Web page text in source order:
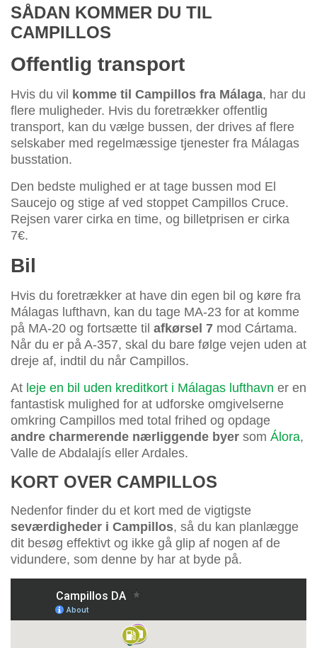
SÅDAN KOMMER DU TIL
CAMPILLOS
Offentlig transport
Hvis du vil komme til Campillos fra Málaga, har du
flere muligheder. Hvis du foretrækker offentlig
transport, kan du vælge bussen, der drives af flere
selskaber med regelmæssige tjenester fra Málagas
busstation.
Den bedste mulighed er at tage bussen mod El
Saucejo og stige af ved stoppet Campillos Cruce.
Rejsen varer cirka en time, og billetprisen er cirka
7€.
Bil
Hvis du foretrækker at have din egen bil og køre fra
Málagas lufthavn, kan du tage MA-23 for at komme
på MA-20 og fortsætte til afkørsel 7 mod Cártama.
Når du er på A-357, skal du bare følge vejen uden at
dreje af, indtil du når Campillos.
At leje en bil uden kreditkort i Málagas lufthavn er en
fantastisk mulighed for at udforske omgivelserne
omkring Campillos med total frihed og opdage
andre charmerende nærliggende byer som Álora,
Valle de Abdalajís eller Ardales.
KORT OVER CAMPILLOS
Nedenfor finder du et kort med de vigtigste
seværdigheder i Campillos, så du kan planlægge
dit besøg effektivt og ikke gå glip af nogen af de
vidundere, som denne by har at byde på.